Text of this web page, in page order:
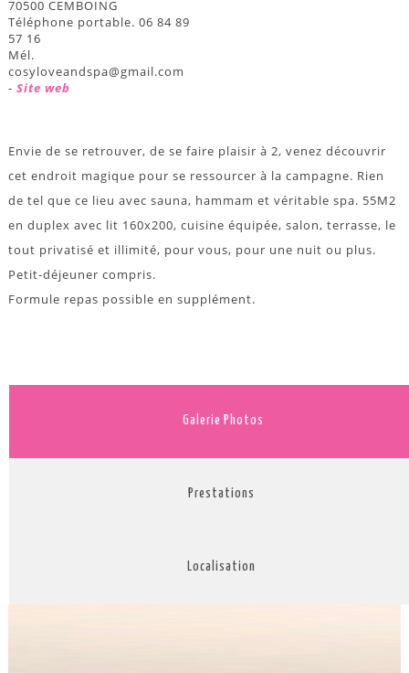
70500 CEMBOING
Téléphone portable. 06 84 89
57 16
Mél.
cosyloveandspa@gmail.com
- Site web
Envie de se retrouver, de se faire plaisir à 2, venez découvrir
cet endroit magique pour se ressourcer à la campagne. Rien
de tel que ce lieu avec sauna, hammam et véritable spa. 55M2
en duplex avec lit 160x200, cuisine équipée, salon, terrasse, le
tout privatisé et illimité, pour vous, pour une nuit ou plus.
Petit-déjeuner compris.
Formule repas possible en supplément.
Galerie Photos
Prestations
Localisation